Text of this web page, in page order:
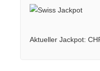
Aktueller Jackpot: